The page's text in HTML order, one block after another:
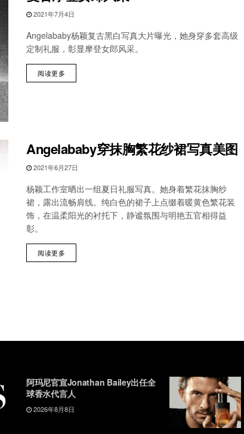
2021年7月4日
Angelababy杨颖复古黑白写真大片曝光，她身穿多套高级
定制礼服，彰显摩登女郎风采。
阅读更多
Angelababy穿抹胸繁花纱裙写真美图
2021年6月27日
杨颖工作室晒出一组夏日礼服写真。她身着繁花抹胸纱
裙，露出流畅肩线。纯白色的裙子上点缀着暖黄色繁花装
饰，在温柔阳光的衬托下，静谧氛围与明艳五官相得益
彰。
阅读更多
阿玛尼官宣Jonathan Bailey出任全
球香水代言人
2026年8月8日